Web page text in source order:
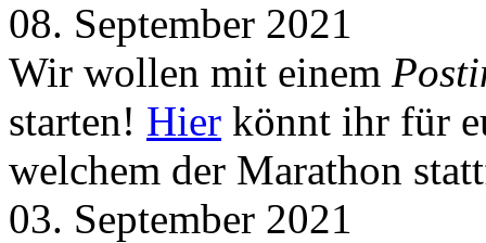
08. September 2021
Wir wollen mit einem
starten! Hier könnt ihr für
welchem der Marathon
03. September 2021